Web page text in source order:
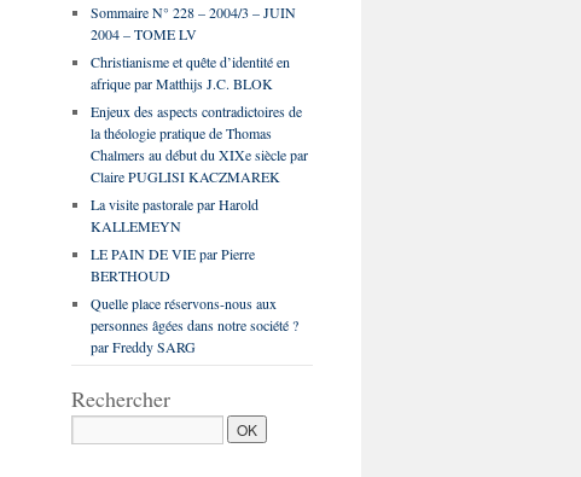
Sommaire N° 228 – 2004/3 – JUIN
2004 – TOME LV
Christianisme et quête d’identité en
afrique par Matthijs J.C. BLOK
Enjeux des aspects contradictoires de
la théologie pratique de Thomas
Chalmers au début du XIXe siècle par
Claire PUGLISI KACZMAREK
La visite pastorale par Harold
KALLEMEYN
LE PAIN DE VIE par Pierre
BERTHOUD
Quelle place réservons-nous aux
personnes âgées dans notre société ?
par Freddy SARG
Rechercher